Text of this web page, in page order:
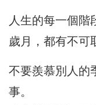
人生的每一個階
歲月，都有不可
不要羨慕別人的
事。